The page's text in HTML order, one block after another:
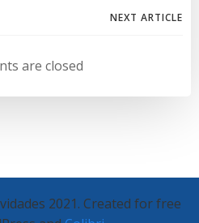
Navegación
de
entradas
NEXT ARTICLE
are closed
2021. Created for free